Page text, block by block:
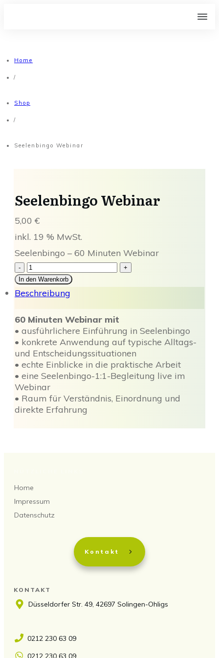
Home
/
Shop
/
Seelenbingo Webinar
Seelenbingo Webinar
5,00 €
inkl. 19 % MwSt.
Seelenbingo – 60 Minuten Webinar
-
Seelenbingo
Webinar
Menge
+
In den Warenkorb
Beschreibung
60 Minuten Webinar mit
• ausführlichere Einführung in Seelenbingo
• konkrete Anwendung auf typische Alltags-
und Entscheidungssituationen
• echte Einblicke in die praktische Arbeit
• eine Seelenbingo-1:1-Begleitung live im
Webinar
• Raum für Verständnis, Einordnung und
direkte Erfahrung
Home
Impressum
Datenschutz
Kontakt
KONTAKT
Düsseldorfer Str. 49, 42697 Solingen-Ohligs
0212 230 63 09
0212 230 63 09